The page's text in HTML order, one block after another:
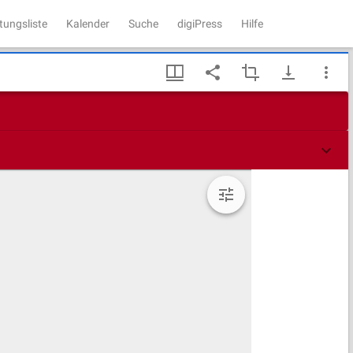
Kalender Suche digiPress Hilfe